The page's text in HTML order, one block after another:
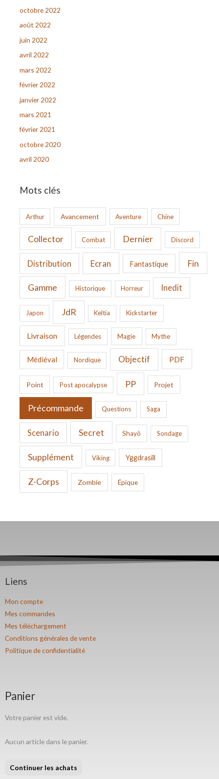
octobre 2022
août 2022
juin 2022
avril 2022
mars 2022
février 2022
janvier 2022
mars 2021
février 2021
octobre 2020
avril 2020
Mots clés
Arthur Avancement Aventure Chine
Collector Combat Dernier Discord
Distribution Ecran Fantastique Fin
Gamme Historique Horreur Inedit
Japon JdR Keltia Kickstarter
Livraison Légendes Magie Mythe
Médiéval Nordique Objectif PDF
Point Post apocalypse PP Projet
Précommande Questions Saga
Scenario Secret Shayô Sondage
Supplément Viking Yggdrasill
Z-Corps Zombie Épique
Liens
Mon compte
Mes commandes
Mes téléchargement
Conditions générales de vente
Politique de confidentialité
Panier
Votre panier est vide.
Aucun article dans le panier.
Continuer les achats